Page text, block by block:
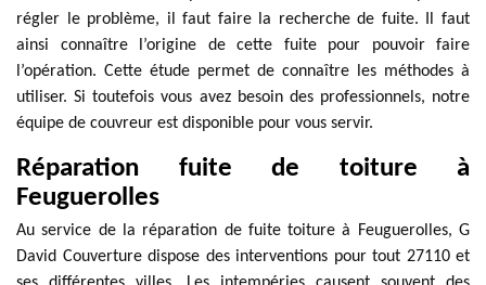
régler le problème, il faut faire la recherche de fuite. Il faut
ainsi connaître l’origine de cette fuite pour pouvoir faire
l’opération. Cette étude permet de connaître les méthodes à
utiliser. Si toutefois vous avez besoin des professionnels, notre
équipe de couvreur est disponible pour vous servir.
Réparation fuite de toiture à
Feuguerolles
Au service de la réparation de fuite toiture à Feuguerolles, G
David Couverture dispose des interventions pour tout 27110 et